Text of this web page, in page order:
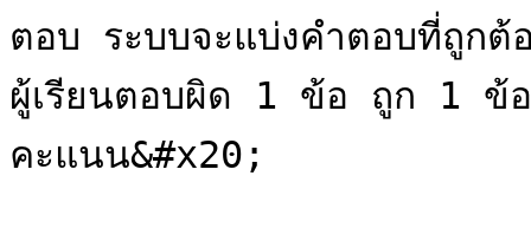
ตอบ ระบบจะแบ่งคำตอบที่ถูก
ผู้เรียนตอบผิด 1 ข้อ ถูก 1 ข้
คะแนน&#x20;